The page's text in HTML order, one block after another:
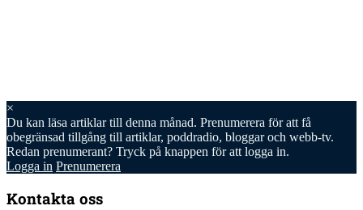
×
Du kan läsa artiklar till denna månad. Prenumerera för att få
obegränsad tillgång till artiklar, poddradio, bloggar och webb-tv.
Redan prenumerant? Tryck på knappen för att logga in.
Logga in Prenumerera
Kontakta oss